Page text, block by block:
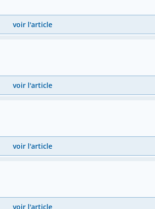
voir l'article
voir l'article
voir l'article
voir l'article